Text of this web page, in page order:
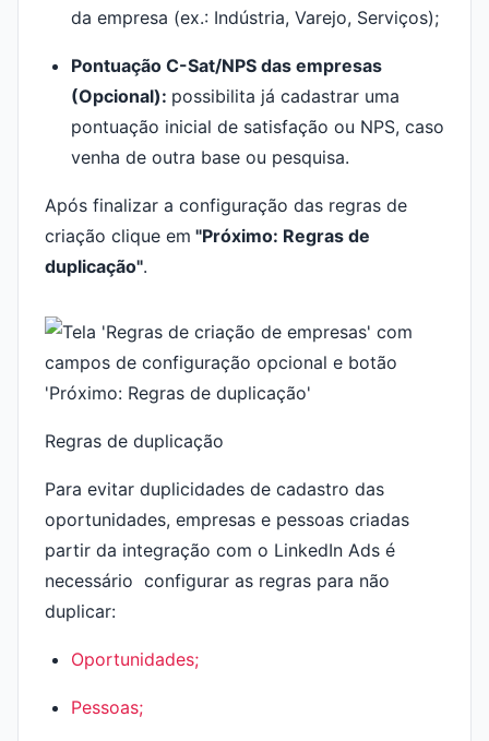
da empresa (ex.: Indústria, Varejo, Serviços);
Pontuação C-Sat/NPS das empresas
(Opcional): possibilita já cadastrar uma
pontuação inicial de satisfação ou NPS, caso
venha de outra base ou pesquisa.
Após finalizar a configuração das regras de
criação clique em "Próximo: Regras de
duplicação".
Regras de duplicação
Para evitar duplicidades de cadastro das
oportunidades, empresas e pessoas criadas
partir da integração com o LinkedIn Ads é
necessário configurar as regras para não
duplicar:
Oportunidades;
Pessoas;